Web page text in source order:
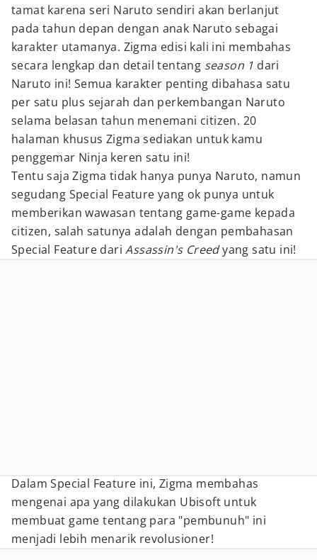
tamat karena seri Naruto sendiri akan berlanjut
pada tahun depan dengan anak Naruto sebagai
karakter utamanya. Zigma edisi kali ini membahas
secara lengkap dan detail tentang season 1 dari
Naruto ini! Semua karakter penting dibahasa satu
per satu plus sejarah dan perkembangan Naruto
selama belasan tahun menemani citizen. 20
halaman khusus Zigma sediakan untuk kamu
penggemar Ninja keren satu ini!
Tentu saja Zigma tidak hanya punya Naruto, namun
segudang Special Feature yang ok punya untuk
memberikan wawasan tentang game-game kepada
citizen, salah satunya adalah dengan pembahasan
Special Feature dariAssassin's Creedyang satu ini!
Dalam Special Feature ini, Zigma membahas
mengenai apa yang dilakukan Ubisoft untuk
membuat game tentang para "pembunuh" ini
menjadi lebih menarik revolusioner!